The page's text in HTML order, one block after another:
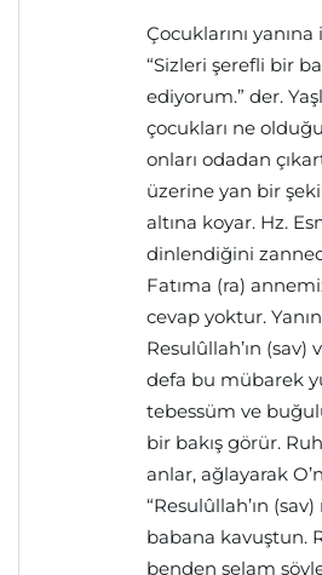
Çocuklarını
“Sizleri şerefli bir
ediyorum.” der.
çocukları ne
onları odadan
üzerine yan bir
altına koyar. Hz.
dinlendiğini
Fatıma (ra)
cevap yoktur.
Resulûllah’ın (sav)
defa bu mübarek
tebessüm ve
bir bakış görür.
anlar, ağlayarak
“Resulûllah’ın
babana kavuştun.
benden selam